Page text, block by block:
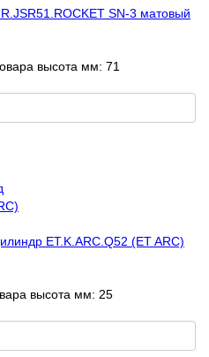
SN-3 матовый
высота мм: 71
ET.K.ARC.Q52 (ET ARC)
высота мм: 25